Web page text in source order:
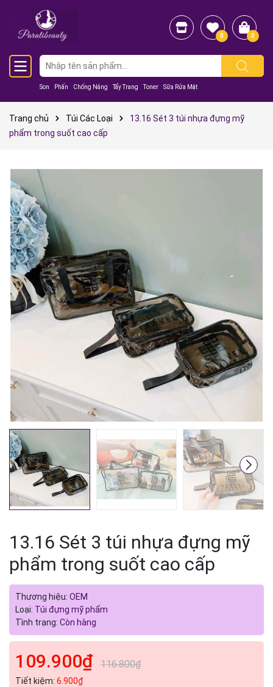
Son Phấn Chống Nắng Tẩy Trang Toner Sữa Rửa Mặt
0 0
Trang chủ Túi Các Loại
13.16 Sét 3 túi nhựa đựng mỹ
phẩm trong suốt cao cấp
13.16 Sét 3 túi nhựa đựng mỹ
phẩm trong suốt cao cấp
Thương hiệu: OEM
Loại: Túi đựng mỹ phẩm
Tình trạng: Còn hàng
109.900₫ 116.800₫
Tiết kiệm: 6.900₫
Mã giảm giá:
Ngày hết hạn: